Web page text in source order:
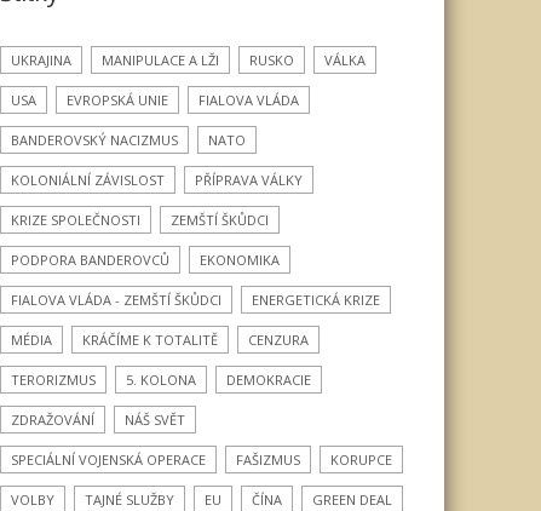
UKRAJINA MANIPULACE A LŽI RUSKO VÁLKA
USA EVROPSKÁ UNIE FIALOVA VLÁDA
BANDEROVSKÝ NACIZMUS NATO
KOLONIÁLNÍ ZÁVISLOST PŘÍPRAVA VÁLKY
KRIZE SPOLEČNOSTI ZEMŠTÍ ŠKŮDCI
PODPORA BANDEROVCŮ EKONOMIKA
FIALOVA VLÁDA - ZEMŠTÍ ŠKŮDCI ENERGETICKÁ KRIZE
MÉDIA KRÁČÍME K TOTALITĚ CENZURA
TERORIZMUS 5. KOLONA DEMOKRACIE
ZDRAŽOVÁNÍ NÁŠ SVĚT
SPECIÁLNÍ VOJENSKÁ OPERACE FAŠIZMUS KORUPCE
VOLBY TAJNÉ SLUŽBY EU ČÍNA GREEN DEAL